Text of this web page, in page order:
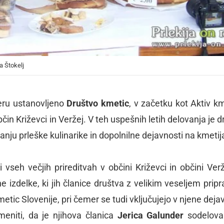
Štokelj
ustanovljeno Društvo kmetic, v začetku kot Aktiv
Križevci in Veržej. V teh uspešnih letih delovanja je
prleške kulinarike in dopolnilne dejavnosti na
večjih prireditvah v občini Križevci in občini
izdelke, ki jih članice društva z velikim veseljem
Slovenije, pri čemer se tudi vključujejo v njene
da je njihova članica Jerica Galunder